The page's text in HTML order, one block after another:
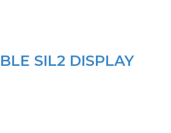
SIL2 DISPLAY